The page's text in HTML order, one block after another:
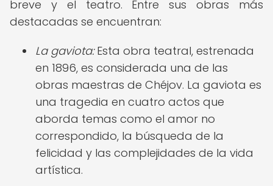
breve y el teatro. Entre sus obras más
destacadas se encuentran:
La gaviota:Esta obra teatral, estrenada
en 1896, es considerada una de las
obras maestras de Chéjov. La gaviota es
una tragedia en cuatro actos que
aborda temas como el amor no
correspondido, la búsqueda de la
felicidad y las complejidades de la vida
artística.